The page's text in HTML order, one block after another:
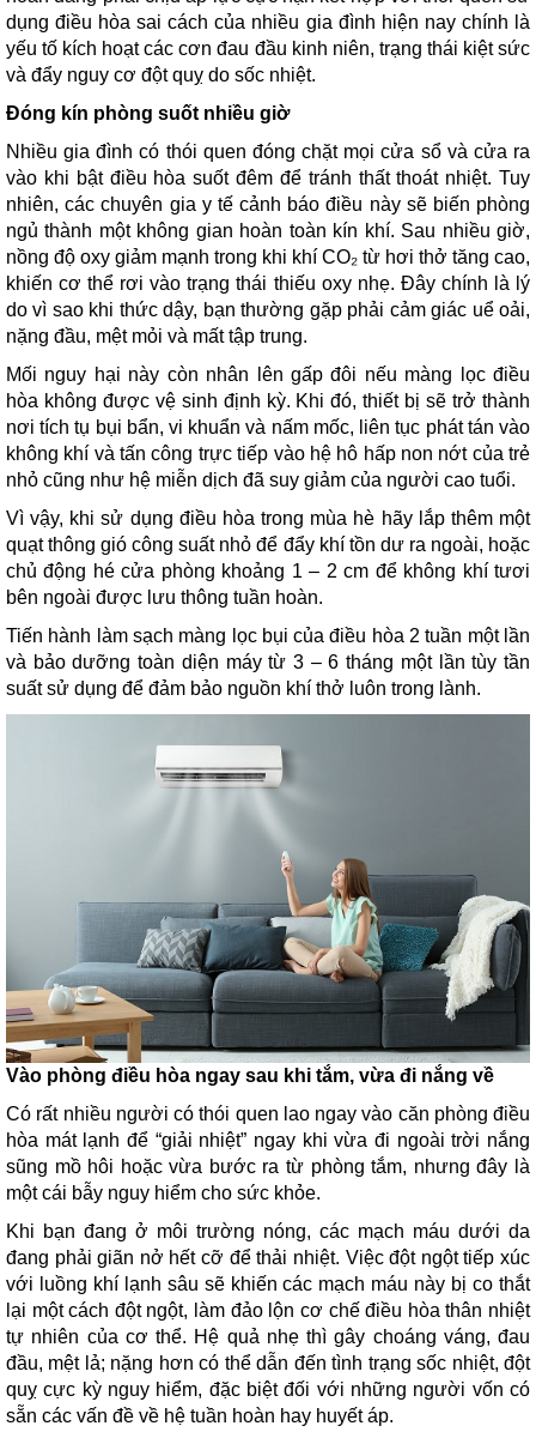
dụng điều hòa sai cách của nhiều gia đình hiện nay chính là
yếu tố kích hoạt các cơn đau đầu kinh niên, trạng thái kiệt sức
và đẩy nguy cơ đột quỵ do sốc nhiệt.
Đóng kín phòng suốt nhiều giờ
Nhiều gia đình có thói quen đóng chặt mọi cửa sổ và cửa ra
vào khi bật điều hòa suốt đêm để tránh thất thoát nhiệt. Tuy
nhiên, các chuyên gia y tế cảnh báo điều này sẽ biến phòng
ngủ thành một không gian hoàn toàn kín khí. Sau nhiều giờ,
nồng độ oxy giảm mạnh trong khi khí CO₂ từ hơi thở tăng cao,
khiến cơ thể rơi vào trạng thái thiếu oxy nhẹ. Đây chính là lý
do vì sao khi thức dậy, bạn thường gặp phải cảm giác uể oải,
nặng đầu, mệt mỏi và mất tập trung.
Mối nguy hại này còn nhân lên gấp đôi nếu màng lọc điều
hòa không được vệ sinh định kỳ. Khi đó, thiết bị sẽ trở thành
nơi tích tụ bụi bẩn, vi khuẩn và nấm mốc, liên tục phát tán vào
không khí và tấn công trực tiếp vào hệ hô hấp non nớt của trẻ
nhỏ cũng như hệ miễn dịch đã suy giảm của người cao tuổi.
Vì vậy, khi sử dụng điều hòa trong mùa hè hãy lắp thêm một
quạt thông gió công suất nhỏ để đẩy khí tồn dư ra ngoài, hoặc
chủ động hé cửa phòng khoảng 1 – 2 cm để không khí tươi
bên ngoài được lưu thông tuần hoàn.
Tiến hành làm sạch màng lọc bụi của điều hòa 2 tuần một lần
và bảo dưỡng toàn diện máy từ 3 – 6 tháng một lần tùy tần
suất sử dụng để đảm bảo nguồn khí thở luôn trong lành.
Vào phòng điều hòa ngay sau khi tắm, vừa đi nắng về
Có rất nhiều người có thói quen lao ngay vào căn phòng điều
hòa mát lạnh để “giải nhiệt” ngay khi vừa đi ngoài trời nắng
sũng mồ hôi hoặc vừa bước ra từ phòng tắm, nhưng đây là
một cái bẫy nguy hiểm cho sức khỏe.
Khi bạn đang ở môi trường nóng, các mạch máu dưới da
đang phải giãn nở hết cỡ để thải nhiệt. Việc đột ngột tiếp xúc
với luồng khí lạnh sâu sẽ khiến các mạch máu này bị co thắt
lại một cách đột ngột, làm đảo lộn cơ chế điều hòa thân nhiệt
tự nhiên của cơ thể. Hệ quả nhẹ thì gây choáng váng, đau
đầu, mệt lả; nặng hơn có thể dẫn đến tình trạng sốc nhiệt, đột
quỵ cực kỳ nguy hiểm, đặc biệt đối với những người vốn có
sẵn các vấn đề về hệ tuần hoàn hay huyết áp.